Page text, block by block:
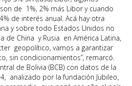
de 1%, 2% más Libor y cuando
de interés anual. Acá hay otra
y sobre todo Estados Unidos no
de China y Rusia en América Latina,
geopolítico, vamos a garantizar
sin condicionamientos”, remarcó.
de Bolivia (BCB) con datos de la
analizado por la fundación Jubileo,